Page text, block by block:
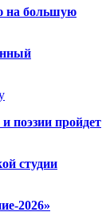
на большую
поэзии пройдет
студии
2026»